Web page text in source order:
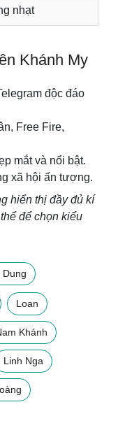
nhạt
Khánh My
độc đáo
Free Fire,
mắt và nổi bật.
xã hội ấn tượng.
hiển thị đầy đủ kí
để chọn kiểu
Dung
Loan
Khánh
Linh Nga